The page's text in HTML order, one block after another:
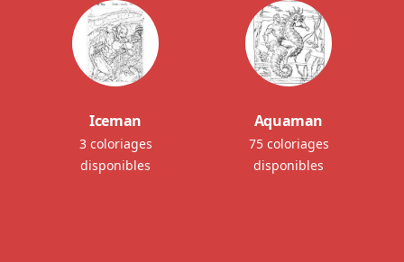
Iceman
3 coloriages
disponibles
Aquaman
75 coloriages
disponibles